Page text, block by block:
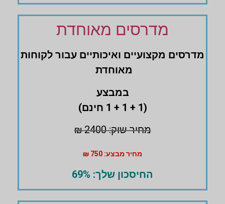
מדרסים מאוחדת
מדרסים ‏מקצועיים ואיכותיים עבור לקוחות
מאוחדת
במבצע
(1 + 1 + 1 חינם)
מחיר שוק: 2400 ₪
מחיר מבצע: 750 ₪
החיסכון שלך: 69%